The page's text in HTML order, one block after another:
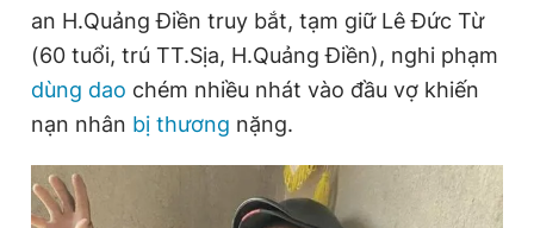
Tiện ích Bạn cần biết
Thông tin tòa soạn Liên hệ quảng cáo
an H.Quảng Điền truy bắt, tạm giữ Lê Đức Từ
(60 tuổi, trú TT.Sịa, H.Quảng Điền), nghi phạm
dùng dao chém nhiều nhát vào đầu vợ khiến
nạn nhân bị thương nặng.